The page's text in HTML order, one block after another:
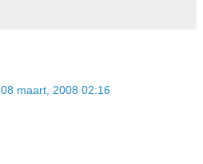
08 maart, 2008 02:16